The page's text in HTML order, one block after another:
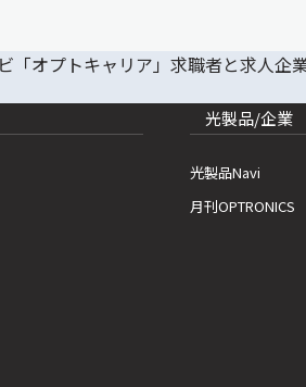
光製品/企業
光製品Navi
月刊